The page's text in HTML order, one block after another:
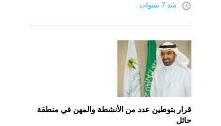
access_time منذ 7 سنوات
قرار بتوطين عدد من الأنشطة والمهن في منطقة
حائل